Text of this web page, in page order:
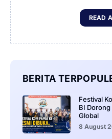
READ
BERITA
Festival
BI Dorong
Global
8 August